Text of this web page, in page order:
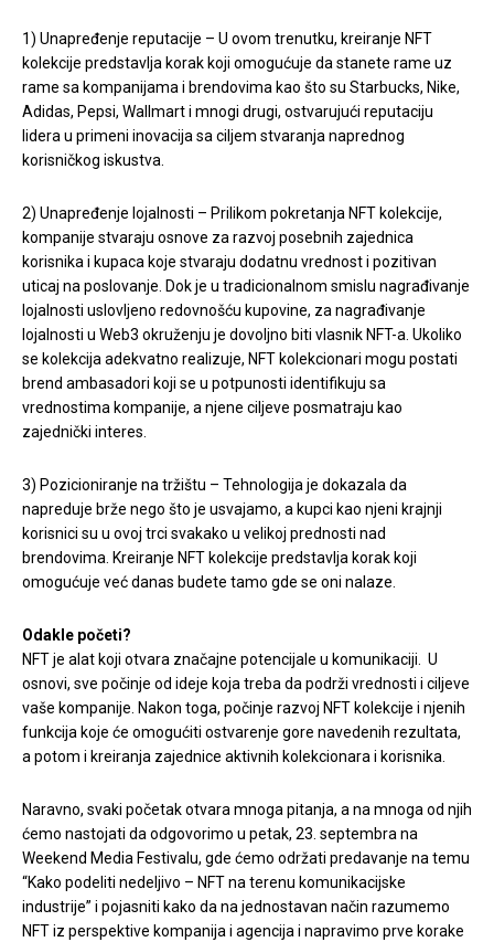
1) Unapređenje reputacije – U ovom trenutku, kreiranje NFT
kolekcije predstavlja korak koji omogućuje da stanete rame uz
rame sa kompanijama i brendovima kao što su Starbucks, Nike,
Adidas, Pepsi, Wallmart i mnogi drugi, ostvarujući reputaciju
lidera u primeni inovacija sa ciljem stvaranja naprednog
korisničkog iskustva.
2) Unapređenje lojalnosti – Prilikom pokretanja NFT kolekcije,
kompanije stvaraju osnove za razvoj posebnih zajednica
korisnika i kupaca koje stvaraju dodatnu vrednost i pozitivan
uticaj na poslovanje. Dok je u tradicionalnom smislu nagrađivanje
lojalnosti uslovljeno redovnošću kupovine, za nagrađivanje
lojalnosti u Web3 okruženju je dovoljno biti vlasnik NFT-a. Ukoliko
se kolekcija adekvatno realizuje, NFT kolekcionari mogu postati
brend ambasadori koji se u potpunosti identifikuju sa
vrednostima kompanije, a njene ciljeve posmatraju kao
zajednički interes.
3) Pozicioniranje na tržištu – Tehnologija je dokazala da
napreduje brže nego što je usvajamo, a kupci kao njeni krajnji
korisnici su u ovoj trci svakako u velikoj prednosti nad
brendovima. Kreiranje NFT kolekcije predstavlja korak koji
omogućuje već danas budete tamo gde se oni nalaze.
Odakle početi?
NFT je alat koji otvara značajne potencijale u komunikaciji. U
osnovi, sve počinje od ideje koja treba da podrži vrednosti i ciljeve
vaše kompanije. Nakon toga, počinje razvoj NFT kolekcije i njenih
funkcija koje će omogućiti ostvarenje gore navedenih rezultata,
a potom i kreiranja zajednice aktivnih kolekcionara i korisnika.
Naravno, svaki početak otvara mnoga pitanja, a na mnoga od njih
ćemo nastojati da odgovorimo u petak, 23. septembra na
Weekend Media Festivalu, gde ćemo održati predavanje na temu
“Kako podeliti nedeljivo – NFT na terenu komunikacijske
industrije” i pojasniti kako da na jednostavan način razumemo
NFT iz perspektive kompanija i agencija i napravimo prve korake